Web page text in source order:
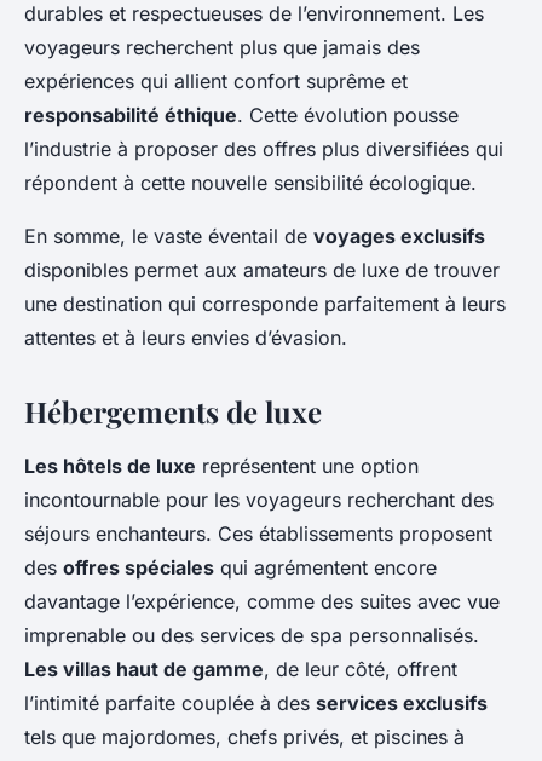
durables et respectueuses de l’environnement. Les
voyageurs recherchent plus que jamais des
expériences qui allient confort suprême et
responsabilité éthique. Cette évolution pousse
l’industrie à proposer des offres plus diversifiées qui
répondent à cette nouvelle sensibilité écologique.
En somme, le vaste éventail de voyages exclusifs
disponibles permet aux amateurs de luxe de trouver
une destination qui corresponde parfaitement à leurs
attentes et à leurs envies d’évasion.
Hébergements de luxe
Les hôtels de luxe représentent une option
incontournable pour les voyageurs recherchant des
séjours enchanteurs. Ces établissements proposent
des offres spéciales qui agrémentent encore
davantage l’expérience, comme des suites avec vue
imprenable ou des services de spa personnalisés.
Les villas haut de gamme, de leur côté, offrent
l’intimité parfaite couplée à des services exclusifs
tels que majordomes, chefs privés, et piscines à